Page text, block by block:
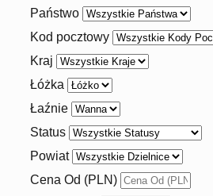
Państwo
Kod pocztowy
Kraj
Łóżka
Łaźnie
Status
Powiat
Cena Od (PLN)